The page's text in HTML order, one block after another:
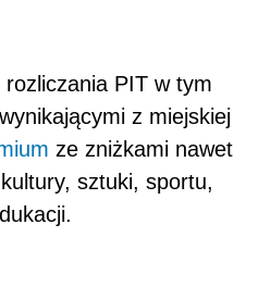
rozliczania PIT w tym
z miejskiej
ze zniżkami nawet
sztuki, sportu,